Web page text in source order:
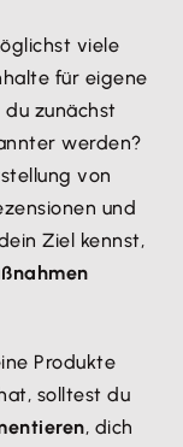
viele
für eigene
zunächst
werden?
von
und
Ziel kennst,
Produkte
solltest du
, dich